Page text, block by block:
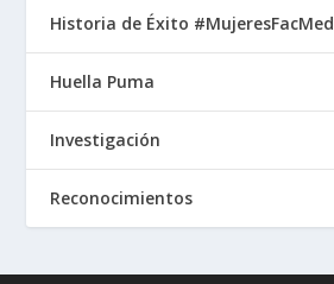
Historia de Éxito #MujeresFacMed
Huella Puma
Investigación
Reconocimientos